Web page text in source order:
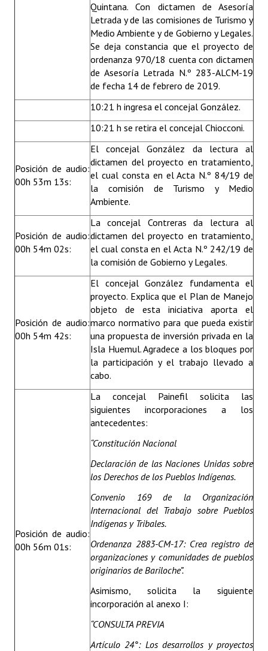
Quintana. Con dictamen de Asesoría
Letrada y de las comisiones de Turismo y
Medio Ambiente y de Gobierno y Legales.
Se deja constancia que el proyecto de
ordenanza 970/18 cuenta con dictamen
de Asesoría Letrada N.º 283-ALCM-19
de fecha 14 de febrero de 2019.
10:21 h ingresa el concejal González.
10:21 h se retira el concejal Chiocconi.
Posición de audio:
00h 53m 13s:
El concejal González da lectura al
dictamen del proyecto en tratamiento,
el cual consta en el Acta N.º 84/19 de
la comisión de Turismo y Medio
Ambiente.
Posición de audio:
00h 54m 02s:
La concejal Contreras da lectura al
dictamen del proyecto en tratamiento,
el cual consta en el Acta N.º 242/19 de
la comisión de Gobierno y Legales.
Posición de audio:
00h 54m 42s:
El concejal González fundamenta el
proyecto. Explica que el Plan de Manejo
objeto de esta iniciativa aporta el
marco normativo para que pueda existir
una propuesta de inversión privada en la
Isla Huemul. Agradece a los bloques por
la participación y el trabajo llevado a
cabo.
Posición de audio:
00h 56m 01s:
La concejal Painefil solicita las
siguientes incorporaciones a los
antecedentes:
“Constitución Nacional
Declaración de las Naciones Unidas sobre
los Derechos de los Pueblos Indígenas.
Convenio 169 de la Organización
Internacional del Trabajo sobre Pueblos
Indígenas y Tribales.
Ordenanza 2883-CM-17: Crea registro de
organizaciones y comunidades de pueblos
originarios de Bariloche”.
Asimismo, solicita la siguiente
incorporación al anexo I:
“CONSULTA PREVIA
Artículo 24°: Los desarrollos y proyectos